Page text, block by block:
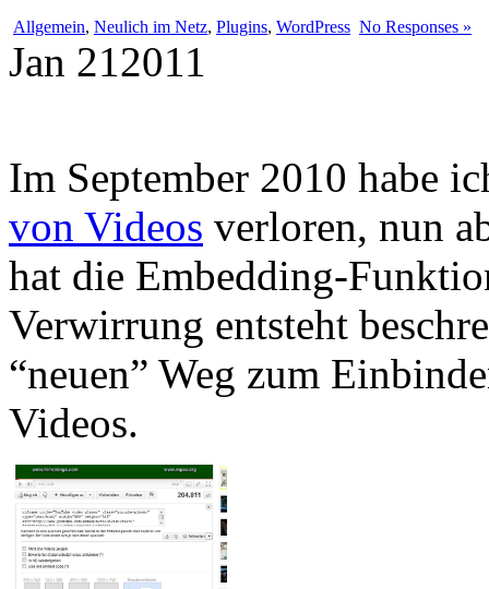
Allgemein, Neulich im Netz, Plugins, WordPress No Responses »
Jan 212011
Im September 2010 habe
von Videos verloren, nun
hat die Embedding-
Verwirrung entsteht
“neuen” Weg zum
Videos.